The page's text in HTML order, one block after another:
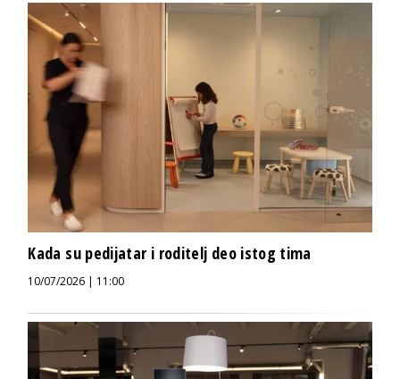
Kada su pedijatar i roditelj deo istog tima
10/07/2026 | 11:00